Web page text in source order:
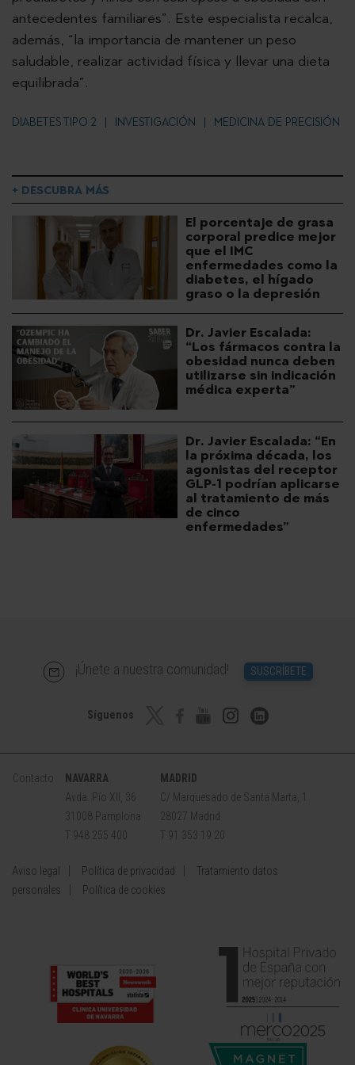
antecedentes familiares”. Este especialista recalca,
además, “la importancia de mantener un peso
saludable, realizar actividad física y llevar una dieta
equilibrada”.
DIABETES TIPO 2 INVESTIGACIÓN MEDICINA DE PRECISIÓN
+ DESCUBRA MÁS
El porcentaje de grasa
corporal predice mejor
que el IMC
enfermedades como la
diabetes, el hígado
graso o la depresión
Dr. Javier Escalada:
“Los fármacos contra la
obesidad nunca deben
utilizarse sin indicación
médica experta”
Dr. Javier Escalada: “En
la próxima década, los
agonistas del receptor
GLP-1 podrían aplicarse
al tratamiento de más
de cinco
enfermedades”
¡Únete a nuestra comunidad! SUSCRÍBETE
Síguenos
Contacto
NAVARRA
Avda. Pío XII, 36
31008 Pamplona
T 948 255 400
MADRID
C/ Marquesado de Santa Marta, 1
28027 Madrid
T 91 353 19 20
Aviso legal Política de privacidad
Tratamiento datos
personales
Política de cookies